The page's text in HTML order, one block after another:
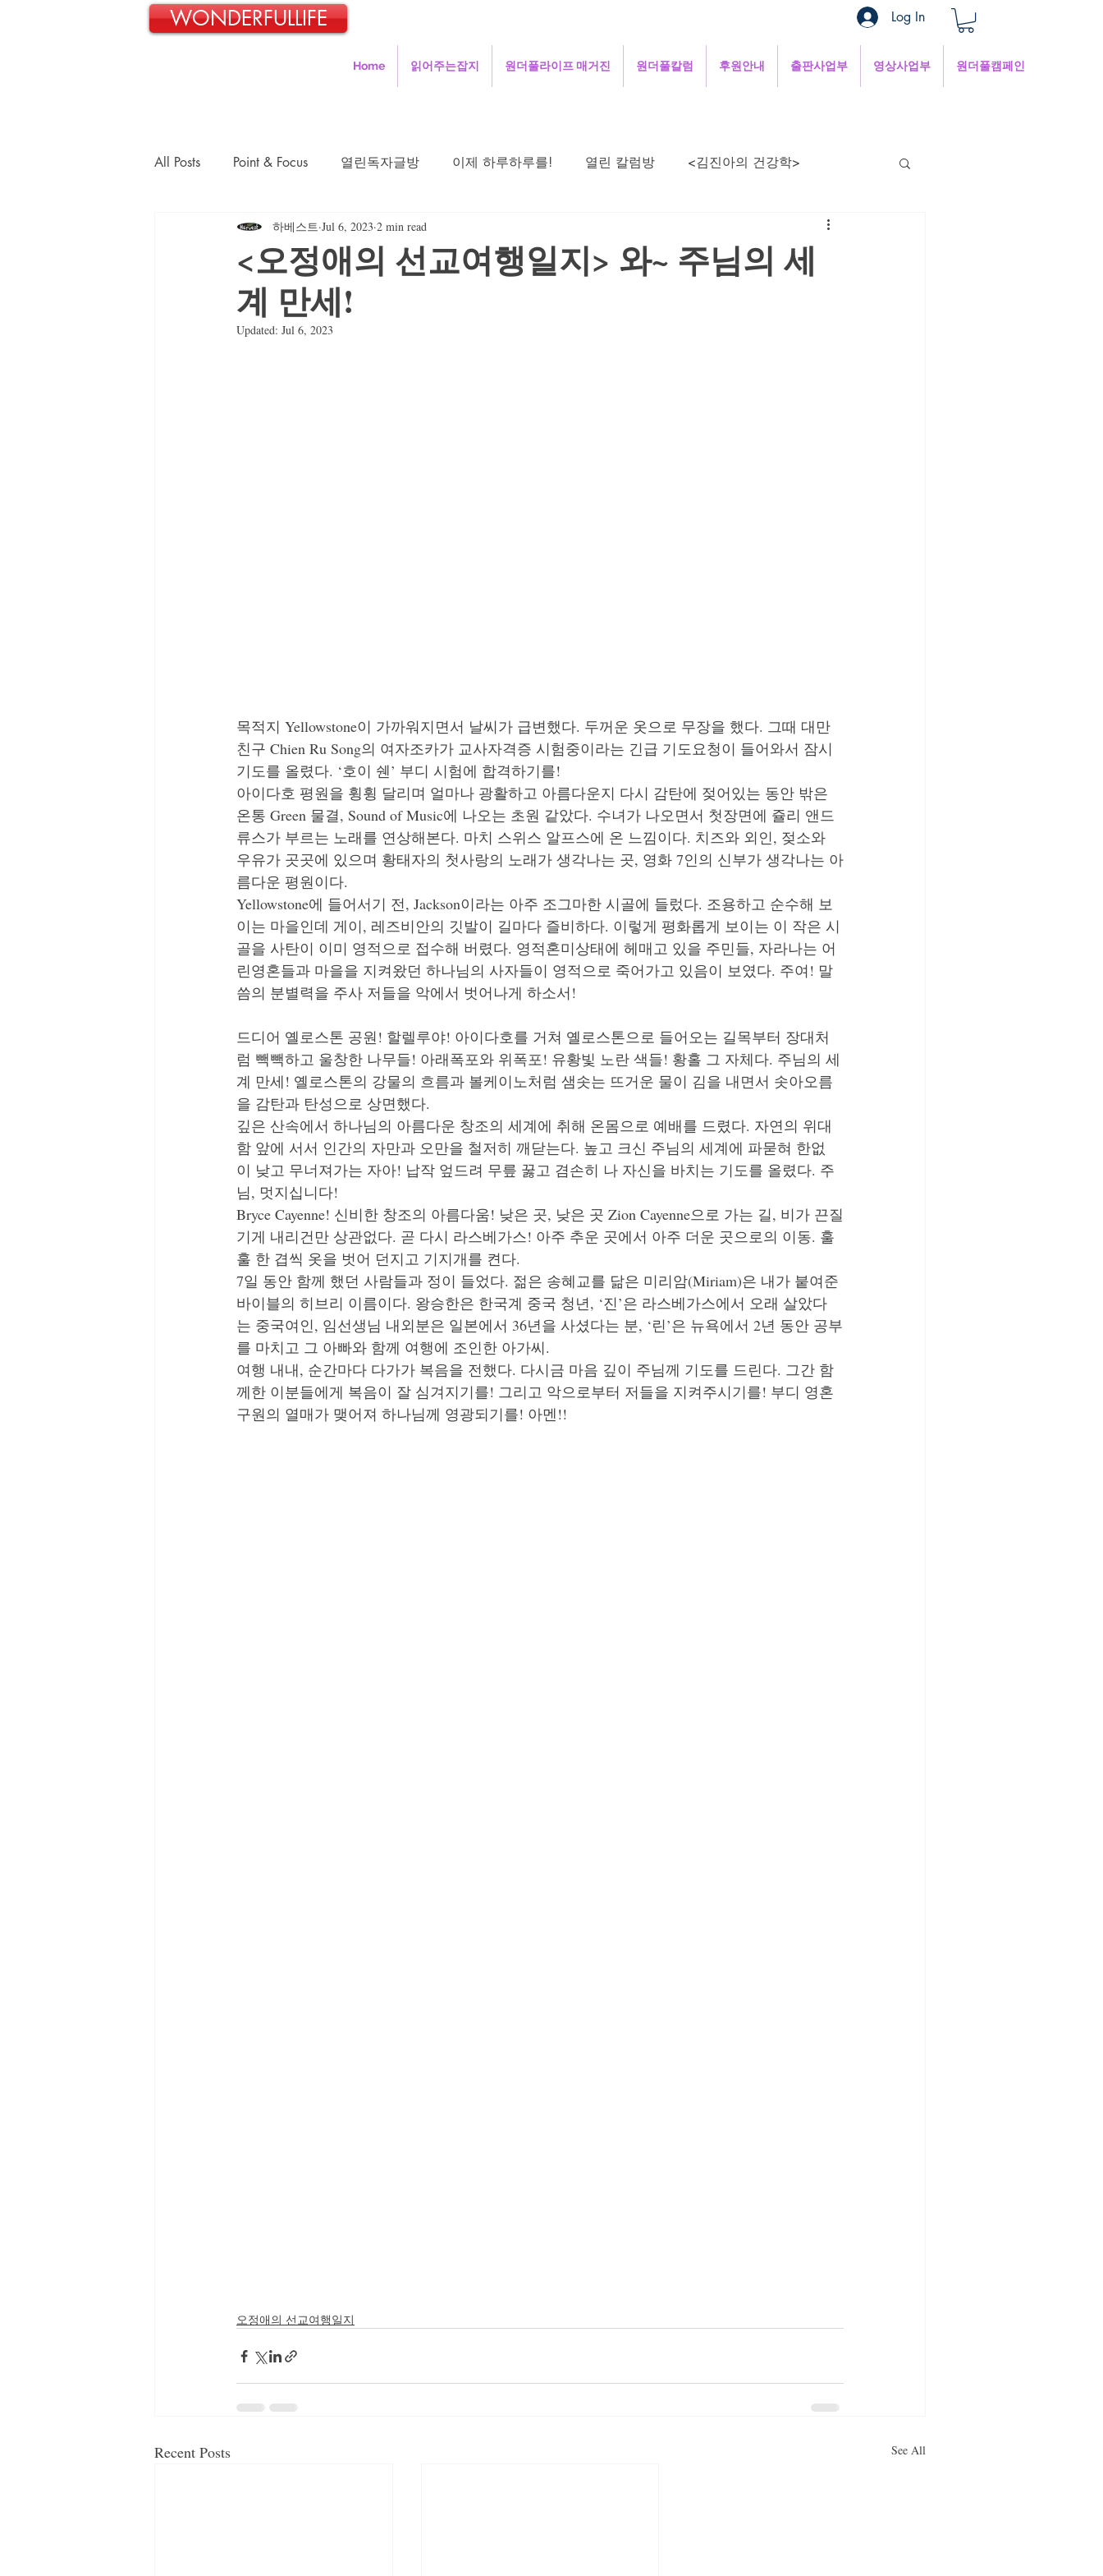
Log In
Home 읽어주는잡지 원더풀라이프 매거진 원더풀칼럼 후원안내 출판사업부 영상사업부 원더풀캠페인
WONDERFULLIFE
All Posts Point & Focus 열린독자글방 이제 하루하루를! 열린 칼럼방 <김진아의 건강학>
일본교포 김민호의 파란신호등 주성철의 세상보기 김용현의 낮은 목소리
김정숙의 초록이야기 김문희의 살며 생각하며
<오정애의 선교여행일지> 와~ 주님의 세
계 만세!
하베스트 Jul 6, 2023 2 min read
Updated: Jul 6, 2023
목적지 Yellowstone이 가까워지면서 날씨가 급변했다. 두꺼운 옷으로 무장을 했다. 그때 대만
친구 Chien Ru Song의 여자조카가 교사자격증 시험중이라는 긴급 기도요청이 들어와서 잠시
기도를 올렸다. ‘호이 쉔’ 부디 시험에 합격하기를!
아이다호 평원을 휭휭 달리며 얼마나 광활하고 아름다운지 다시 감탄에 젖어있는 동안 밖은
온통 Green 물결, Sound of Music에 나오는 초원 같았다. 수녀가 나오면서 첫장면에 쥴리 앤드
류스가 부르는 노래를 연상해본다. 마치 스위스 알프스에 온 느낌이다. 치즈와 외인, 젖소와
우유가 곳곳에 있으며 황태자의 첫사랑의 노래가 생각나는 곳, 영화 7인의 신부가 생각나는 아
름다운 평원이다.
Yellowstone에 들어서기 전, Jackson이라는 아주 조그마한 시골에 들렀다. 조용하고 순수해 보
이는 마을인데 게이, 레즈비안의 깃발이 길마다 즐비하다. 이렇게 평화롭게 보이는 이 작은 시
골을 사탄이 이미 영적으로 접수해 버렸다. 영적혼미상태에 헤매고 있을 주민들, 자라나는 어
린영혼들과 마을을 지켜왔던 하나님의 사자들이 영적으로 죽어가고 있음이 보였다. 주여! 말
씀의 분별력을 주사 저들을 악에서 벗어나게 하소서!
드디어 옐로스톤 공원! 할렐루야! 아이다호를 거쳐 옐로스톤으로 들어오는 길목부터 장대처
럼 빽빽하고 울창한 나무들! 아래폭포와 위폭포! 유황빛 노란 색들! 황홀 그 자체다. 주님의 세
계 만세! 옐로스톤의 강물의 흐름과 볼케이노처럼 샘솟는 뜨거운 물이 김을 내면서 솟아오름
을 감탄과 탄성으로 상면했다.
깊은 산속에서 하나님의 아름다운 창조의 세계에 취해 온몸으로 예배를 드렸다. 자연의 위대
함 앞에 서서 인간의 자만과 오만을 철저히 깨닫는다. 높고 크신 주님의 세계에 파묻혀 한없
이 낮고 무너져가는 자아! 납작 엎드려 무릎 꿇고 겸손히 나 자신을 바치는 기도를 올렸다. 주
님, 멋지십니다!
Bryce Cayenne! 신비한 창조의 아름다움! 낮은 곳, 낮은 곳 Zion Cayenne으로 가는 길, 비가 끈질
기게 내리건만 상관없다. 곧 다시 라스베가스! 아주 추운 곳에서 아주 더운 곳으로의 이동. 훌
훌 한 겹씩 옷을 벗어 던지고 기지개를 켠다.
7일 동안 함께 했던 사람들과 정이 들었다. 젊은 송혜교를 닮은 미리암(Miriam)은 내가 붙여준
바이블의 히브리 이름이다. 왕승한은 한국계 중국 청년, ‘진’은 라스베가스에서 오래 살았다
는 중국여인, 임선생님 내외분은 일본에서 36년을 사셨다는 분, ‘린’은 뉴욕에서 2년 동안 공부
를 마치고 그 아빠와 함께 여행에 조인한 아가씨.
여행 내내, 순간마다 다가가 복음을 전했다. 다시금 마음 깊이 주님께 기도를 드린다. 그간 함
께한 이분들에게 복음이 잘 심겨지기를! 그리고 악으로부터 저들을 지켜주시기를! 부디 영혼
구원의 열매가 맺어져 하나님께 영광되기를! 아멘!!
오정애의 선교여행일지
Recent Posts See All